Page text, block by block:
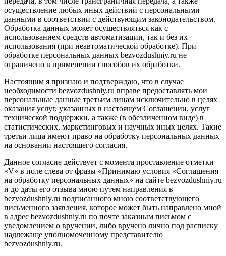
осуществление любых иных действий с персональными
данными в соответствии с действующим законодательством.
Обработка данных может осуществляться как с
использованием средств автоматизации, так и без их
использования (при неавтоматической обработке). При
обработке персональных данных bezvozdushniy.ru не
ограничено в применении способов их обработки.
Настоящим я признаю и подтверждаю, что в случае
необходимости bezvozdushniy.ru вправе предоставлять мои
персональные данные третьим лицам исключительно в целях
оказания услуг, указанных в настоящем Соглашении, услуг
технической поддержки, а также (в обезличенном виде) в
статистических, маркетинговых и научных иных целях. Такие
третьи лица имеют право на обработку персональных данных
на основании настоящего согласия.
Данное согласие действует с момента проставление отметки
«V» в поле слева от фразы «Принимаю условия «Соглашения
на обработку персональных данных» на сайте bezvozdushniy.ru
и до даты его отзыва мною путем направления в
bezvozdushniy.ru подписанного мною соответствующего
письменного заявления, которое может быть направлено мной
в адрес bezvozdushniy.ru по почте заказным письмом с
уведомлением о вручении, либо вручено лично под расписку
надлежаще уполномоченному представителю
bezvozdushniy.ru.